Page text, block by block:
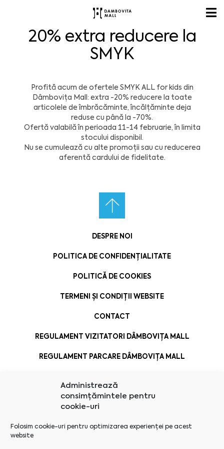
Administrează
consimțămintele pentru
cookie-uri
Folosim cookie-uri pentru optimizarea experienței pe acest
website
20% extra reducere la
SMYK
Profită acum de ofertele SMYKALL for kids din
Dâmbovița Mall: extra -20% reducere la toate
articolele de îmbrăcăminte, încălțăminte deja
reduse cu până la -70%.
Ofertă valabilă în perioada 11-14 februarie, în limita
stocului disponibil.
Nu se cumulează cu alte promoții sau cu reducerea
aferentă cardului de fidelitate.
DESPRE NOI
POLITICA DE CONFIDENȚIALITATE
POLITICĂ DE COOKIES
TERMENI ȘI CONDIȚII WEBSITE
CONTACT
REGULAMENT VIZITATORI DÂMBOVIȚA MALL
REGULAMENT PARCARE DÂMBOVIȚA MALL